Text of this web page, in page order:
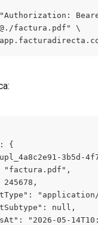
Bearer
factura.pdf" \
{
3b5d-
"factura.pdf",
245678,
null,
"2026-05-